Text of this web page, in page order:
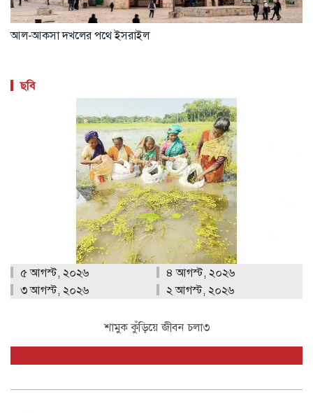
আল-আকসা দখলের পথে ইসরাইল
ছবি
৫ আগস্ট, ২০২৬
৪ আগস্ট, ২০২৬
৩ আগস্ট, ২০২৬
২ আগস্ট, ২০২৬
শামুক কুঁড়িয়ে জীবন চলা৩